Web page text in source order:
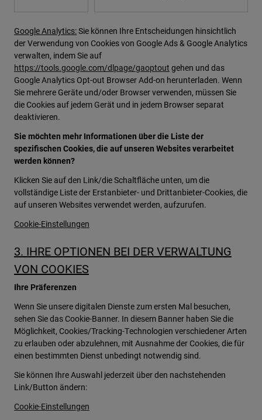
Google Analytics:Sie können Ihre Entscheidungen hinsichtlich
der Verwendung von Cookies von Google Ads & Google Analytics
verwalten, indem Sie auf
https://tools.google.com/dlpage/gaoptout gehen und das
Google Analytics Opt-out Browser Add-on herunterladen. Wenn
Sie mehrere Geräte und/oder Browser verwenden, müssen Sie
die Cookies auf jedem Gerät und in jedem Browser separat
deaktivieren.
Sie möchten mehr Informationen über die Liste der
spezifischen Cookies, die auf unseren Websites verarbeitet
werden können?
Klicken Sie auf den Link/die Schaltfläche unten, um die
vollständige Liste der Erstanbieter- und Drittanbieter-Cookies, die
auf unseren Websites verwendet werden, aufzurufen.
Cookie-Einstellungen
3. IHRE OPTIONEN BEI DER VERWALTUNG
VON COOKIES
Ihre Präferenzen
Wenn Sie unsere digitalen Dienste zum ersten Mal besuchen,
sehen Sie das Cookie-Banner. In diesem Banner haben Sie die
Möglichkeit, Cookies/Tracking-Technologien verschiedener Arten
zu erlauben oder abzulehnen, mit Ausnahme der Cookies, die für
einen bestimmten Dienst unbedingt notwendig sind.
Sie können Ihre Auswahl jederzeit über den nachstehenden
Link/Button ändern:
Cookie-Einstellungen